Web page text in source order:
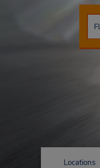
Locations